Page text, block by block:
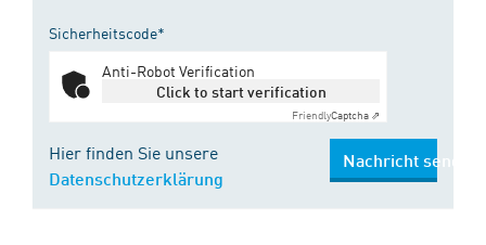
Sicherheitscode*
Anti-Robot Verification
Click to start verification
FriendlyCaptcha ⇗
Hier finden Sie unsere
Datenschutzerklärung
Nachricht senden